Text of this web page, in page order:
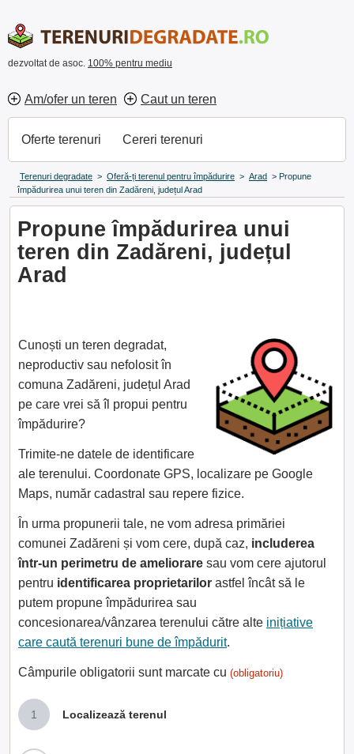
dezvoltat de asoc. 100% pentru mediu
Am/ofer un teren Caut un teren
Oferte terenuri Cereri terenuri
Terenuri degradate > Oferă-ți terenul pentru împădurire > Arad > Propune
împădurirea unui teren din Zadăreni, județul Arad
Propune împădurirea unui
teren din Zadăreni, județul
Arad
Cunoști un teren degradat,
neproductiv sau nefolosit în
comuna Zadăreni, județul Arad
pe care vrei să îl propui pentru
împădurire?
Trimite-ne datele de identificare
ale terenului. Coordonate GPS, localizare pe Google
Maps, număr cadastral sau repere fizice.
În urma propunerii tale, ne vom adresa primăriei
comunei Zadăreni și vom cere, după caz, includerea
într-un perimetru de ameliorare sau vom cere ajutorul
pentru identificarea proprietarilor astfel încât să le
putem propune împădurirea sau
concesionarea/vânzarea terenului către alte inițiative
care caută terenuri bune de împădurit.
Câmpurile obligatorii sunt marcate cu (obligatoriu)
1 Localizează terenul